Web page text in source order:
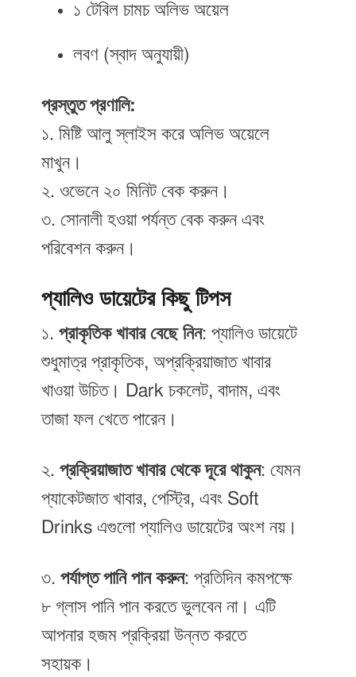
১ টেবিল চামচ অলিভ অয়েল
লবণ (স্বাদ অনুযায়ী)
প্রস্তুত প্রণালি:
১. মিষ্টি আলু স্লাইস করে অলিভ অয়েলে
মাখুন।
২. ওভেনে ২০ মিনিট বেক করুন।
৩. সোনালী হওয়া পর্যন্ত বেক করুন এবং
পরিবেশন করুন।
প্যালিও ডায়েটের কিছু টিপস
১.প্রাকৃতিক খাবার বেছে নিন: প্যালিও ডায়েটে
শুধুমাত্র প্রাকৃতিক, অপ্রক্রিয়াজাত খাবার
খাওয়া উচিত। Dark চকলেট, বাদাম, এবং
তাজা ফল খেতে পারেন।
২.প্রক্রিয়াজাত খাবার থেকে দূরে থাকুন: যেমন
প্যাকেটজাত খাবার, পেস্ট্রি, এবং Soft
Drinks এগুলো প্যালিও ডায়েটের অংশ নয়।
৩.পর্যাপ্ত পানি পান করুন: প্রতিদিন কমপক্ষে
৮ গ্লাস পানি পান করতে ভুলবেন না। এটি
আপনার হজম প্রক্রিয়া উন্নত করতে
সহায়ক।